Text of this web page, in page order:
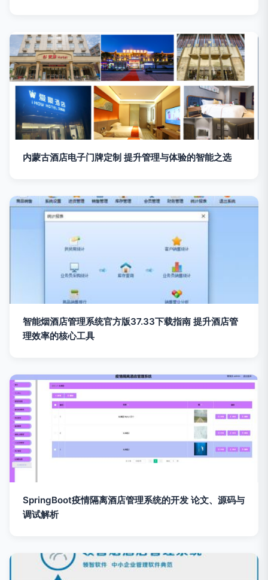
内蒙古酒店电子门牌定制 提升管理与体验的智能之选
智能烟酒店管理系统官方版37.33下载指南 提升酒店管
理效率的核心工具
SpringBoot疫情隔离酒店管理系统的开发 论文、源码与
调试解析